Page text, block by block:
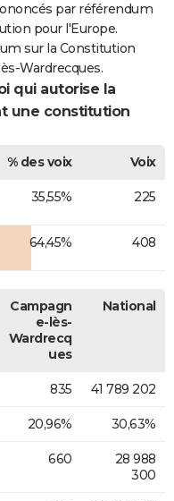
par référendum
pour l'Europe.
sur la Constitution
Wardrecques.
qui autorise la
une constitution
% des voix
Voix
35,55% 225
64,45% 408
Campagn
e-lès-
Wardrecq
ues
National
835 41 789 202
20,96% 30,63%
660
28 988
300